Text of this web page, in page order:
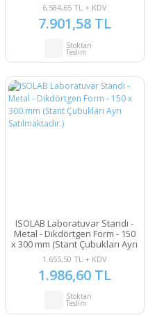
6.584,65 TL + KDV
7.901,58 TL
Stoktan
Teslim
ISOLAB Laboratuvar Standı -
Metal - Dikdörtgen Form - 150
x 300 mm (Stant Çubukları Ayrı
Satılmaktadır.)
1.655,50 TL + KDV
1.986,60 TL
Stoktan
Teslim